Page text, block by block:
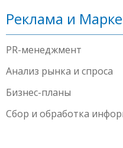
Реклама и
PR-менеджмент
Анализ рынка и спроса
Бизнес-планы
Сбор и обработка